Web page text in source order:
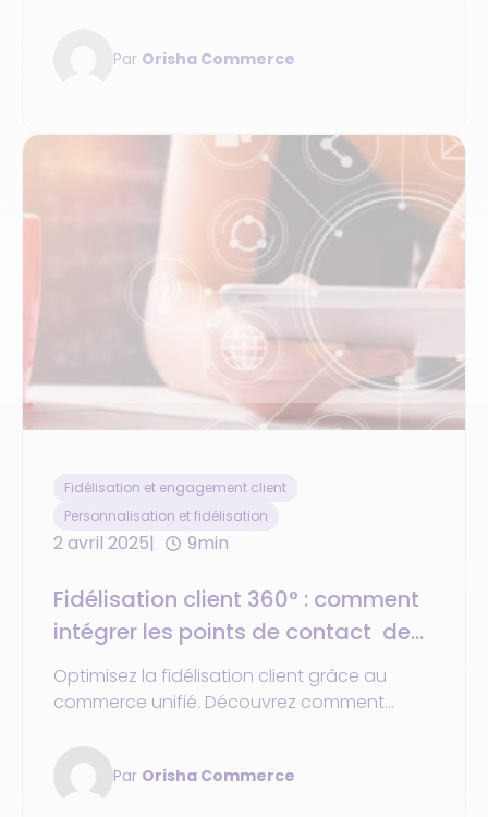
Par Orisha Commerce
Fidélisation et engagement client
Personnalisation et fidélisation
2 avril 2025 9min
Fidélisation client 360° : comment
intégrer les points de contact de
votre entreprise
Optimisez la fidélisation client grâce au
commerce unifié. Découvrez comment
expérience fluide et personnalisée.
Par Orisha Commerce